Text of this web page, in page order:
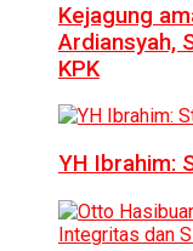
Kejagung
Ardiansyah,
KPK
YH Ibrahim: